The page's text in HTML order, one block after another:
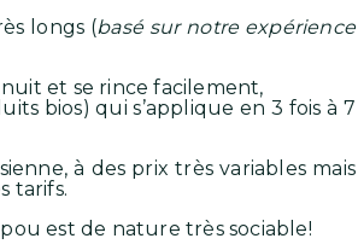
longs (basé sur notre expérience
et se rince facilement,
bios) qui s’applique en 3 fois à 7
à des prix très variables mais
tarifs.
est de nature très sociable!